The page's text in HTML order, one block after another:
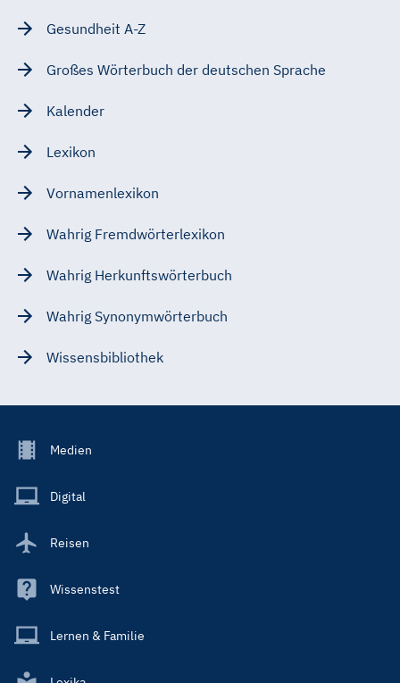
Gesundheit A-Z
Großes Wörterbuch der deutschen Sprache
Kalender
Lexikon
Vornamenlexikon
Wahrig Fremdwörterlexikon
Wahrig Herkunftswörterbuch
Wahrig Synonymwörterbuch
Wissensbibliothek
Footer
Main
Medien
Digital
Reisen
Wissenstest
Lernen & Familie